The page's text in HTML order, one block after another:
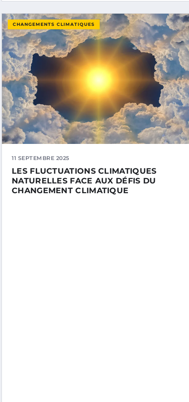
CHANGEMENTS CLIMATIQUES
11 SEPTEMBRE 2025
LES FLUCTUATIONS CLIMATIQUES
NATURELLES FACE AUX DÉFIS DU
CHANGEMENT CLIMATIQUE